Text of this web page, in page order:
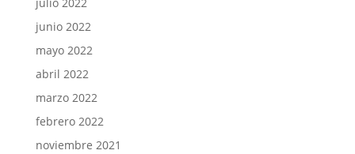
junio 2022
mayo 2022
abril 2022
marzo 2022
febrero 2022
noviembre 2021